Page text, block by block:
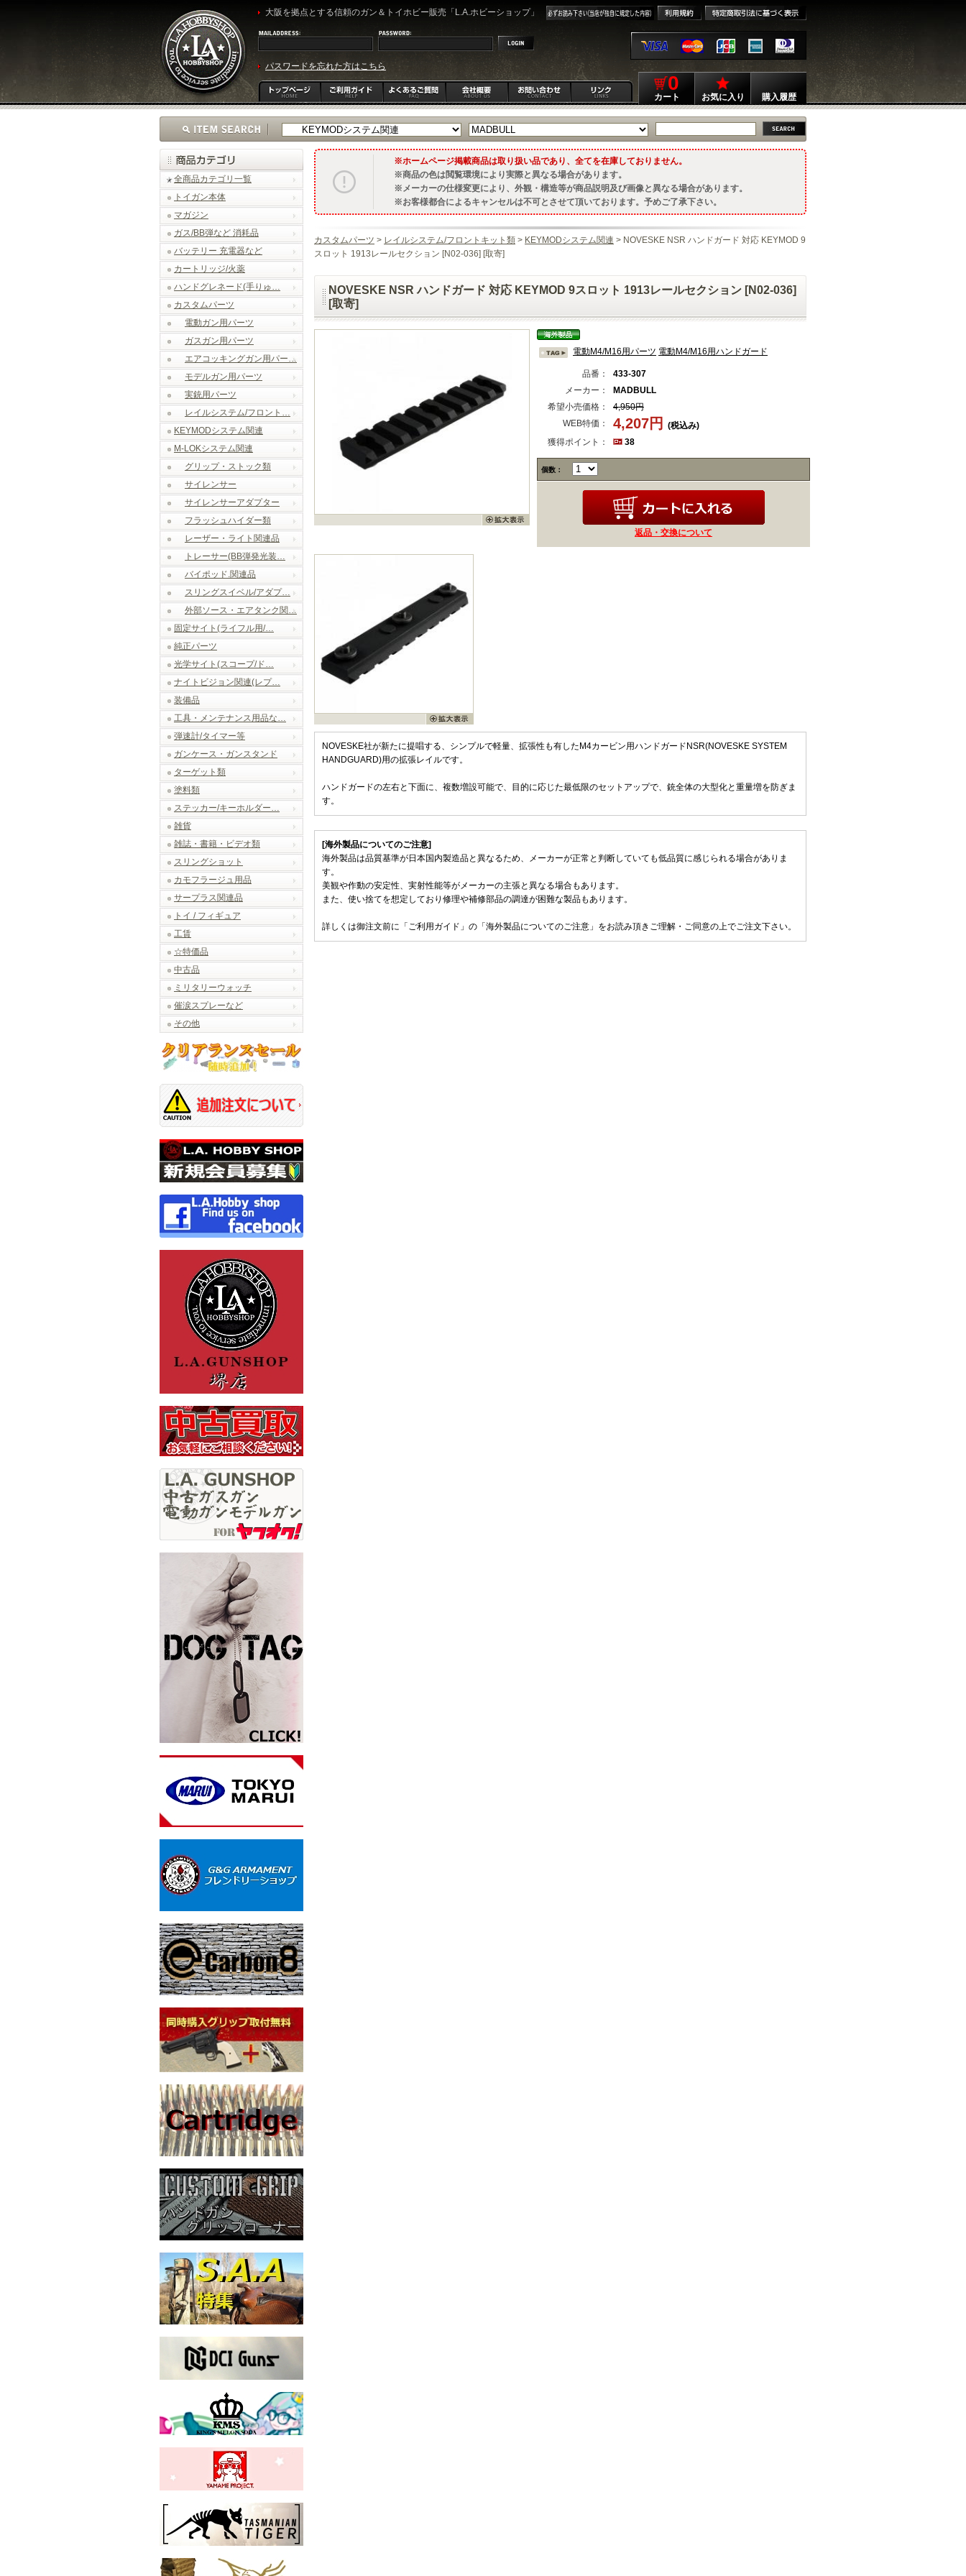
大阪を拠点とする信頼のガン＆トイホビー販売「L.A.ホビーショップ」
パスワードを忘れた方はこちら
0
カート お気に入り 購入履歴
全商品カテゴリ一覧
トイガン本体
マガジン
ガス/BB弾など 消耗品
バッテリー 充電器など
カートリッジ/火薬
ハンドグレネード(手りゅ…
カスタムパーツ
電動ガン用パーツ
ガスガン用パーツ
エアコッキングガン用パー…
モデルガン用パーツ
実銃用パーツ
レイルシステム/フロント…
KEYMODシステム関連
M-LOKシステム関連
グリップ・ストック類
サイレンサー
サイレンサーアダプター
フラッシュハイダー類
レーザー・ライト関連品
トレーサー(BB弾発光装…
バイポッド.関連品
スリングスイベル/アダプ…
外部ソース・エアタンク関…
固定サイト(ライフル用/…
純正パーツ
光学サイト(スコープ/ド…
ナイトビジョン関連(レプ…
装備品
工具・メンテナンス用品な…
弾速計/タイマー等
ガンケース・ガンスタンド
ターゲット類
塗料類
ステッカー/キーホルダー…
雑貨
雑誌・書籍・ビデオ類
スリングショット
カモフラージュ用品
サープラス関連品
トイ / フィギュア
工賃
☆特価品
中古品
ミリタリーウォッチ
催涙スプレーなど
その他
ホームページ掲載商品は取り扱い品であり、全てを在庫しておりません。
商品の色は閲覧環境により実際と異なる場合があります。
メーカーの仕様変更により、外観・構造等が商品説明及び画像と異なる場合があります。
お客様都合によるキャンセルは不可とさせて頂いております。予めご了承下さい。
カスタムパーツ > レイルシステム/フロントキット類 > KEYMODシステム関連 > NOVESKE NSR ハンドガード 対応 KEYMOD 9
スロット 1913レールセクション [N02-036] [取寄]
NOVESKE NSR ハンドガード 対応 KEYMOD 9スロット 1913レールセクション [N02-036]
[取寄]
電動M4/M16用パーツ 電動M4/M16用ハンドガード
品番：
433-307
メーカー：
MADBULL
希望小売価格：
4,950円
WEB特価：
4,207円
(税込み)
獲得ポイント：
38
個数：
返品・交換について
NOVESKE社が新たに提唱する、シンプルで軽量、拡張性も有したM4カービン用ハンドガードNSR(NOVESKE SYSTEM
HANDGUARD)用の拡張レイルです。
ハンドガードの左右と下面に、複数増設可能で、目的に応じた最低限のセットアップで、銃全体の大型化と重量増を防ぎま
す。
[海外製品についてのご注意]
海外製品は品質基準が日本国内製造品と異なるため、メーカーが正常と判断していても低品質に感じられる場合がありま
す。
美観や作動の安定性、実射性能等がメーカーの主張と異なる場合もあります。
また、使い捨てを想定しており修理や補修部品の調達が困難な製品もあります。
詳しくは御注文前に「ご利用ガイド」の「海外製品についてのご注意」をお読み頂きご理解・ご同意の上でご注文下さい。